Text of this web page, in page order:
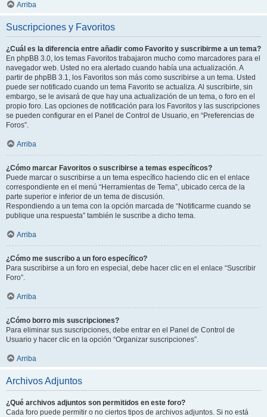
Arriba
Suscripciones y Favoritos
¿Cuál es la diferencia entre añadir como Favorito y suscribirme a un tema?
En phpBB 3.0, los temas Favoritos trabajaron mucho como marcadores para el
navegador web. Usted no era alertado cuando había una actualización. A
partir de phpBB 3.1, los Favoritos son más como suscribirse a un tema. Usted
puede ser notificado cuando un tema Favorito se actualiza. Al suscribirte, sin
embargo, se le avisará de que hay una actualización de un tema, o foro en el
propio foro. Las opciones de notificación para los Favoritos y las suscripciones
se pueden configurar en el Panel de Control de Usuario, en “Preferencias de
Foros”.
Arriba
¿Cómo marcar Favoritos o suscribirse a temas específicos?
Puede marcar o suscribirse a un tema específico haciendo clic en el enlace
correspondiente en el menú “Herramientas de Tema”, ubicado cerca de la
parte superior e inferior de un tema de discusión.
Respondiendo a un tema con la opción marcada de “Notificarme cuando se
publique una respuesta” también le suscribe a dicho tema.
Arriba
¿Cómo me suscribo a un foro específico?
Para suscribirse a un foro en especial, debe hacer clic en el enlace “Suscribir
Foro”.
Arriba
¿Cómo borro mis suscripciones?
Para eliminar sus suscripciones, debe entrar en el Panel de Control de
Usuario y hacer clic en la opción “Organizar suscripciones”.
Arriba
Archivos Adjuntos
¿Qué archivos adjuntos son permitidos en este foro?
Cada foro puede permitir o no ciertos tipos de archivos adjuntos. Si no está